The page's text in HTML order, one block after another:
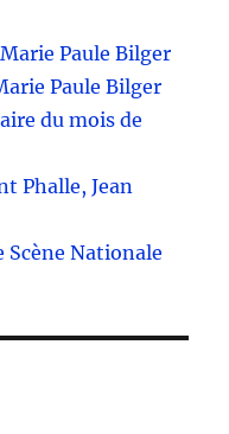
Marie Paule Bilger
Paule Bilger
du mois de
Phalle, Jean
Scène Nationale